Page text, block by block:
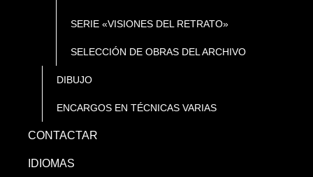
SERIE «VISIONES DEL RETRATO»
SELECCIÓN DE OBRAS DEL ARCHIVO
DIBUJO
ENCARGOS EN TÉCNICAS VARIAS
CONTACTAR
IDIOMAS